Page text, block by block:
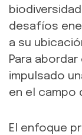
desafíos
a su
Para
impulsado
en el campo
El enfoque